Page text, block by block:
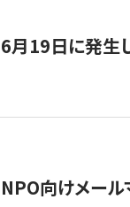
6月19日に発生
NPO向けメー